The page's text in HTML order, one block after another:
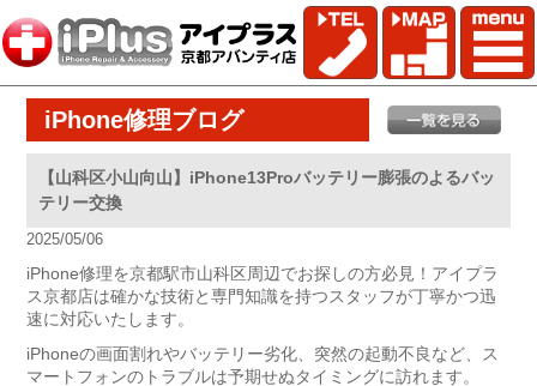
iPhone修理ブログ
【山科区小山向山】iPhone13Proバッテリー膨張のよるバッ
テリー交換
2025/05/06
iPhone修理を京都駅市山科区周辺でお探しの方必見！アイプラ
ス京都店は確かな技術と専門知識を持つスタッフが丁寧かつ迅
速に対応いたします。
iPhoneの画面割れやバッテリー劣化、突然の起動不良など、ス
マートフォンのトラブルは予期せぬタイミングに訪れます。